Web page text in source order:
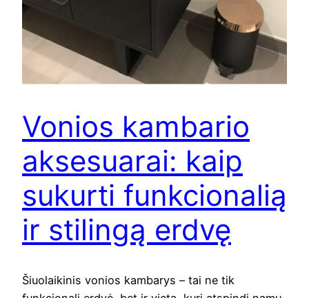
Vonios kambario
aksesuarai: kaip
sukurti funkcionalią
ir stilingą erdvę
Šiuolaikinis vonios kambarys – tai ne tik